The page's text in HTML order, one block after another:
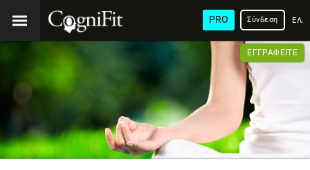
PRO Σύνδεση
ΕΓΓΡΑΦΕΊΤΕ